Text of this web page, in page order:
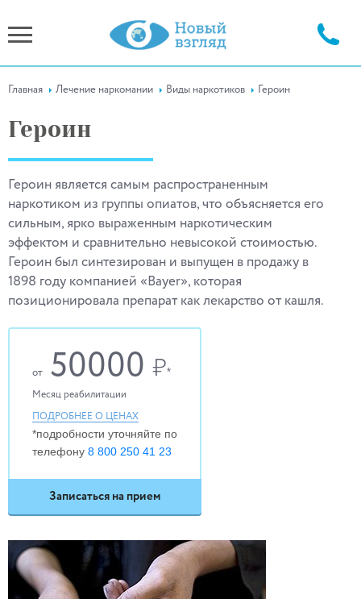
Главная Лечение наркомании Виды наркотиков Героин
Героин
Героин является самым распространенным
наркотиком из группы опиатов, что объясняется его
сильным, ярко выраженным наркотическим
эффектом и сравнительно невысокой стоимостью.
Героин был синтезирован и выпущен в продажу в
1898 году компанией «Bayer», которая
позиционировала препарат как лекарство от кашля.
от 50000 ₷*
Месяц реабилитации
ПОДРОБНЕЕ О ЦЕНАХ
*подробности уточняйте по
телефону 8 800 250 41 23
Записаться на прием